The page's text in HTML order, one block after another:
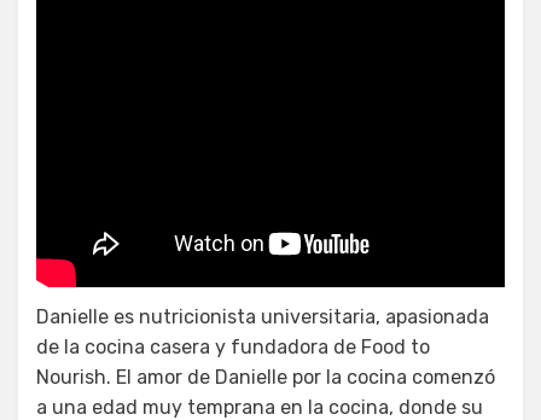
cómo cocinar
Danielle es nutricionista universitaria, apasionada
de la cocina casera y fundadora de Food to
Nourish. El amor de Danielle por la cocina comenzó
a una edad muy temprana en la cocina, donde su